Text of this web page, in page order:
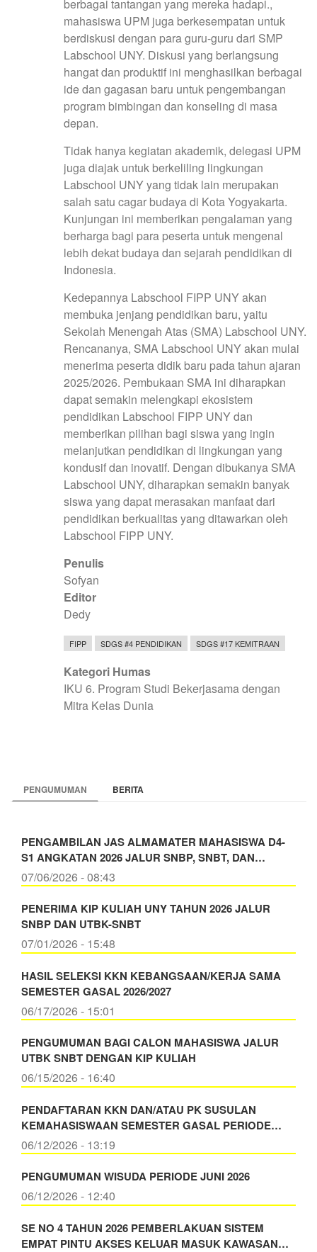
berbagai tantangan yang mereka hadapi.,
mahasiswa UPM juga berkesempatan untuk
berdiskusi dengan para guru-guru dari SMP
Labschool UNY. Diskusi yang berlangsung
hangat dan produktif ini menghasilkan berbagai
ide dan gagasan baru untuk pengembangan
program bimbingan dan konseling di masa
depan.
Tidak hanya kegiatan akademik, delegasi UPM
juga diajak untuk berkeliling lingkungan
Labschool UNY yang tidak lain merupakan
salah satu cagar budaya di Kota Yogyakarta.
Kunjungan ini memberikan pengalaman yang
berharga bagi para peserta untuk mengenal
lebih dekat budaya dan sejarah pendidikan di
Indonesia.
Kedepannya Labschool FIPP UNY akan
membuka jenjang pendidikan baru, yaitu
Sekolah Menengah Atas (SMA) Labschool UNY.
Rencananya, SMA Labschool UNY akan mulai
menerima peserta didik baru pada tahun ajaran
2025/2026. Pembukaan SMA ini diharapkan
dapat semakin melengkapi ekosistem
pendidikan Labschool FIPP UNY dan
memberikan pilihan bagi siswa yang ingin
melanjutkan pendidikan di lingkungan yang
kondusif dan inovatif. Dengan dibukanya SMA
Labschool UNY, diharapkan semakin banyak
siswa yang dapat merasakan manfaat dari
pendidikan berkualitas yang ditawarkan oleh
Labschool FIPP UNY.
Penulis
Sofyan
Editor
Dedy
FIPP SDGS #4 PENDIDIKAN SDGS #17 KEMITRAAN
Kategori Humas
IKU 6. Program Studi Bekerjasama dengan
Mitra Kelas Dunia
PENGUMUMAN BERITA
PENGAMBILAN JAS ALMAMATER MAHASISWA D4-
S1 ANGKATAN 2026 JALUR SNBP, SNBT, DAN…
07/06/2026 - 08:43
PENERIMA KIP KULIAH UNY TAHUN 2026 JALUR
SNBP DAN UTBK-SNBT
07/01/2026 - 15:48
HASIL SELEKSI KKN KEBANGSAAN/KERJA SAMA
SEMESTER GASAL 2026/2027
06/17/2026 - 15:01
PENGUMUMAN BAGI CALON MAHASISWA JALUR
UTBK SNBT DENGAN KIP KULIAH
06/15/2026 - 16:40
PENDAFTARAN KKN DAN/ATAU PK SUSULAN
KEMAHASISWAAN SEMESTER GASAL PERIODE…
06/12/2026 - 13:19
PENGUMUMAN WISUDA PERIODE JUNI 2026
06/12/2026 - 12:40
SE NO 4 TAHUN 2026 PEMBERLAKUAN SISTEM
EMPAT PINTU AKSES KELUAR MASUK KAWASAN…